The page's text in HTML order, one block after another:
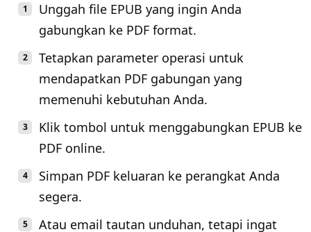
Unggah file EPUB yang ingin Anda
gabungkan ke PDF format.
Tetapkan parameter operasi untuk
mendapatkan PDF gabungan yang
memenuhi kebutuhan Anda.
Klik tombol untuk menggabungkan EPUB ke
PDF online.
Simpan PDF keluaran ke perangkat Anda
segera.
Atau email tautan unduhan, tetapi ingat